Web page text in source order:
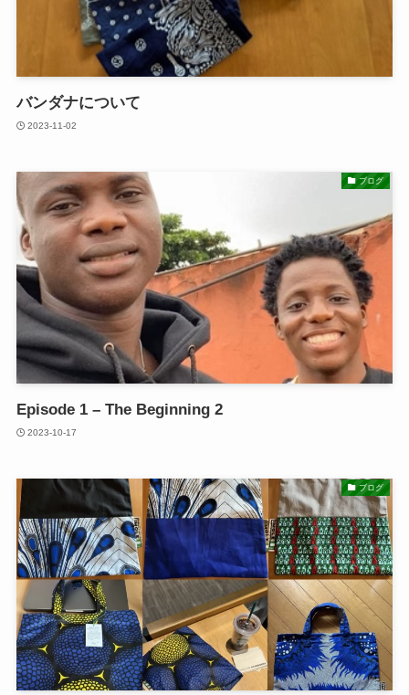
バンダナについて
2023-11-02
ブログ
Episode 1 – The Beginning 2
2023-10-17
ブログ